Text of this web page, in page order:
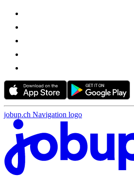
jobup.ch Navigation logo